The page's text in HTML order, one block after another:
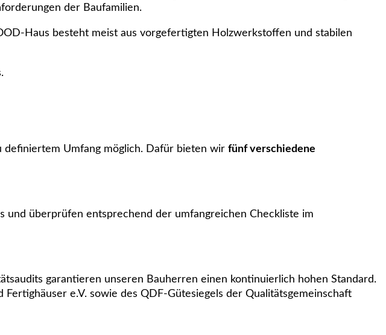
der Baufamilien.
Haus besteht meist aus vorgefertigten Holzwerkstoffen und stabilen
definiertem Umfang möglich. Dafür bieten wir fünf verschiedene
und überprüfen entsprechend der umfangreichen Checkliste im
garantieren unseren Bauherren einen kontinuierlich hohen Standard.
e.V. sowie des QDF-Gütesiegels der Qualitätsgemeinschaft